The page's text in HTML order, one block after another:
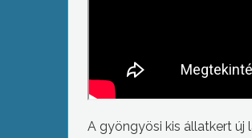
A gyöngyösi kis állatkert új